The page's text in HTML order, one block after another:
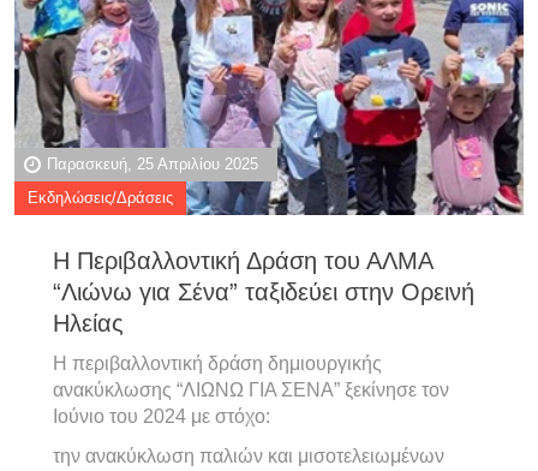
Παρασκευή, 25 Απριλίου 2025
Εκδηλώσεις/Δράσεις
Η Περιβαλλοντική Δράση του ΑΛΜΑ
“Λιώνω για Σένα” ταξιδεύει στην Ορεινή
Ηλείας
Η περιβαλλοντική δράση δημιουργικής
ανακύκλωσης “ΛΙΩΝΩ ΓΙΑ ΣΕΝΑ” ξεκίνησε τον
Ιούνιο του 2024 με στόχο:
την ανακύκλωση παλιών και μισοτελειωμένων